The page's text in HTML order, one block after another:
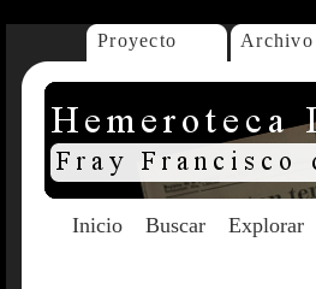
Proyecto Archivo
Inicio Buscar Explorar